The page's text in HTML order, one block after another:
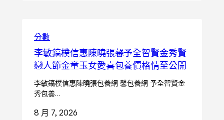
分數
李敏鎬樸信惠陳曉張馨予全智賢金秀賢
戀人節金童玉女愛喜包養價格情至公開
李敏鎬樸信惠陳曉張包養網 馨包養網 予全智賢金
秀包養…
8 月 7, 2026